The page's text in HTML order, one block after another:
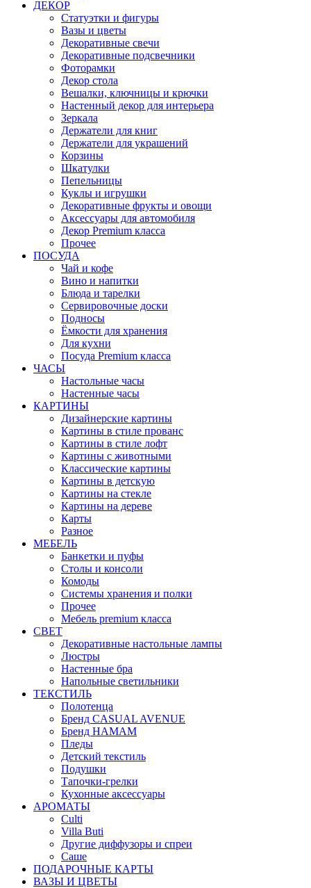
ДЕКОР
Статуэтки и фигуры
Вазы и цветы
Декоративные свечи
Декоративные подсвечники
Фоторамки
Декор стола
Вешалки, ключницы и крючки
Настенный декор для интерьера
Зеркала
Держатели для книг
Держатели для украшений
Корзины
Шкатулки
Пепельницы
Куклы и игрушки
Декоративные фрукты и овощи
Аксессуары для автомобиля
Декор Premium класса
Прочее
ПОСУДА
Чай и кофе
Вино и напитки
Блюда и тарелки
Сервировочные доски
Подносы
Ёмкости для хранения
Для кухни
Посуда Premium класса
ЧАСЫ
Настольные часы
Настенные часы
КАРТИНЫ
Дизайнерские картины
Картины в стиле прованс
Картины в стиле лофт
Картины с животными
Классические картины
Картины в детскую
Картины на стекле
Картины на дереве
Карты
Разное
МЕБЕЛЬ
Банкетки и пуфы
Столы и консоли
Комоды
Системы хранения и полки
Прочее
Мебель premium класса
СВЕТ
Декоративные настольные лампы
Люстры
Настенные бра
Напольные светильники
ТЕКСТИЛЬ
Полотенца
Бренд CASUAL AVENUE
Бренд HAMAM
Пледы
Детский текстиль
Подушки
Тапочки-грелки
Кухонные аксессуары
АРОМАТЫ
Culti
Villa Buti
Другие диффузоры и спреи
Саше
ПОДАРОЧНЫЕ КАРТЫ
ВАЗЫ И ЦВЕТЫ